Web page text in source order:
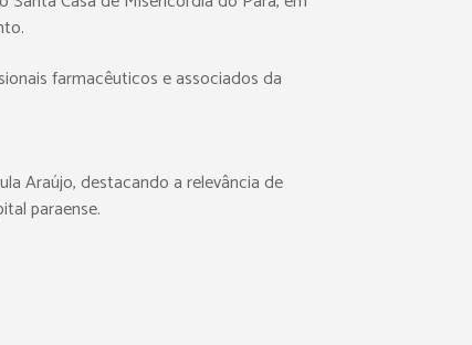
farmacêuticos e associados da
Araújo, destacando a relevância de
paraense.